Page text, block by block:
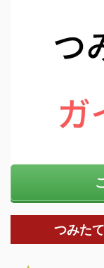
つみた